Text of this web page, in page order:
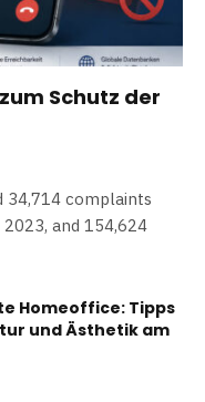
Schutz der
34,714 complaints
and 154,624
Homeoffice: Tipps
und Ästhetik am